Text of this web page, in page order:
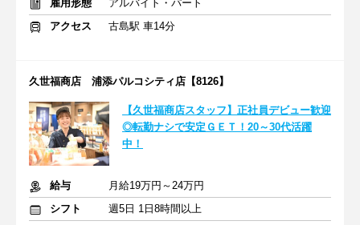
雇用形態
アルバイト・パート
アクセス
古島駅 車14分
久世福商店 浦添パルコシティ店【8126】
【久世福商店スタッフ】正社員デビュー歓迎
◎転勤ナシで安定ＧＥＴ！20～30代活躍
中！
給与
月給19万円～24万円
シフト
週5日 1日8時間以上